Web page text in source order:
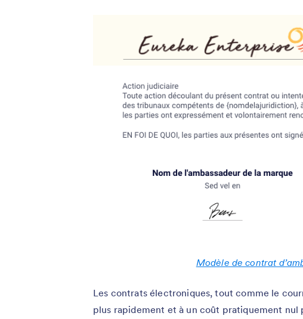
Modèle de contrat
Les contrats électroniques, tout comme le
plus rapidement et à un coût pratiquement nul